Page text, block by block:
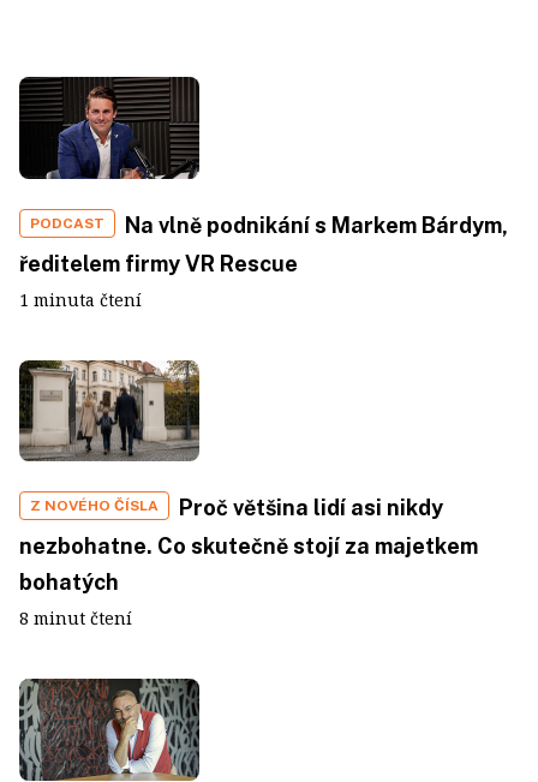
PODCAST
Na vlně podnikání s Markem Bárdym,
ředitelem firmy VR Rescue
1 minuta čtení
Z NOVÉHO ČÍSLA
Proč většina lidí asi nikdy
nezbohatne. Co skutečně stojí za majetkem
bohatých
8 minut čtení